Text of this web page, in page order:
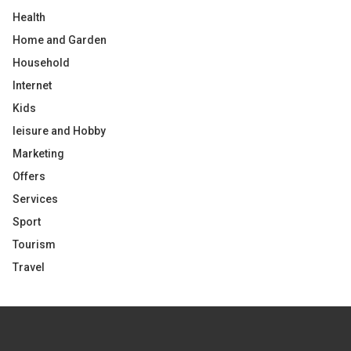
Health
Home and Garden
Household
Internet
Kids
leisure and Hobby
Marketing
Offers
Services
Sport
Tourism
Travel